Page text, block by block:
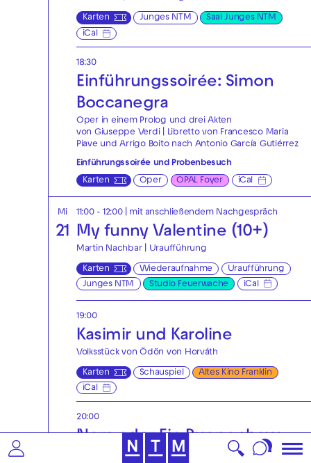
Karten Junges NTM
Saal Junges NTM
iCal
18:30
Einführungssoirée: Simon
Boccanegra
Oper in einem Prolog und drei Akten
von Giuseppe Verdi | Libretto von Francesco Maria
Piave und Arrigo Boito nach Antonio García Gutiérrez
Einführungssoirée und Probenbesuch
Karten Oper OPAL Foyer iCal
Mi
21
11:00 - 12:00 | mit anschließendem Nachgespräch
My funny Valentine (10+)
Martin Nachbar | Uraufführung
Karten Wiederaufnahme
Uraufführung
Junges NTM
Studio Feuerwache iCal
19:00
Kasimir und Karoline
Volksstück von Ödön von Horváth
Karten Schauspiel
Altes Kino Franklin
iCal
20:00
Nora oder Ein Puppenhaus
von Henrik Ibsen | Deutsch von Hinrich Schmidt-